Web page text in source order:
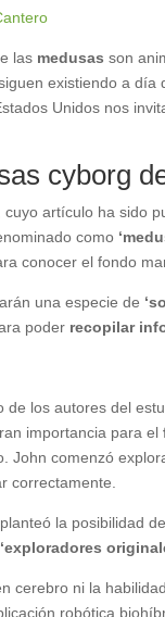
las medusas son
existiendo a
Unidos nos
cyborg
cuyo artículo ha sido
como
conocer el fondo
una especie de
poder recopilar
de los autores del
importancia para el
John comenzó
correctamente.
la posibilidad
‘exploradores
cerebro ni la
robótica